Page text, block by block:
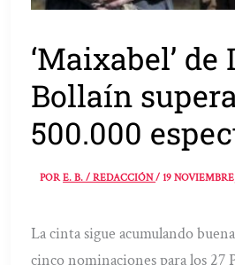
‘Maixabel’ de
Bollaín
500.000
PORE. B. / REDACCIÓN/19
La cinta sigue acumulando
cinco nominaciones para los 27